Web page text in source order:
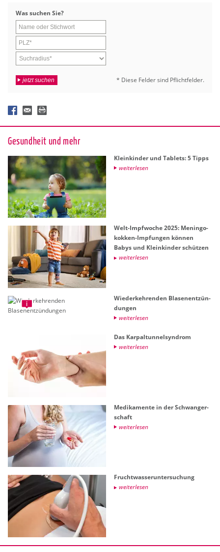
Was su­chen Sie?
jetzt suchen * Diese Fel­der sind Pflicht­fel­der.
Ge­sund­heit und mehr
Klein­kin­der und Ta­blets: 5 Tipps
wei­ter­le­sen
Welt-Impf­wo­che 2025: Me­nin­go­
kok­ken-Imp­fun­gen kön­nen
Babys und Klein­kin­der schüt­zen
wei­ter­le­sen
Wie­der­keh­ren­den Bla­sen­ent­zün­
dun­gen
wei­ter­le­sen
Das Kar­pal­tun­nel­syn­drom
wei­ter­le­sen
Me­di­ka­men­te in der Schwan­ger­
schaft
wei­ter­le­sen
Frucht­was­ser­un­ter­su­chung
wei­ter­le­sen